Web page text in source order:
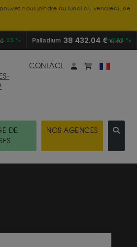
nous joindre du lundi au vendredi, de
% Palladium 38 432.04 €€/KG
+0.11 %
CONTACT Mon compte
monpanier
DE
NOS AGENCES